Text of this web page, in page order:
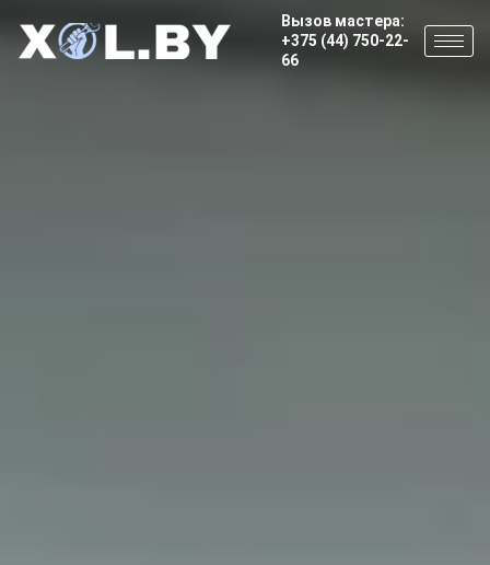
Вызов мастера:
+375 (44) 750-22-
66